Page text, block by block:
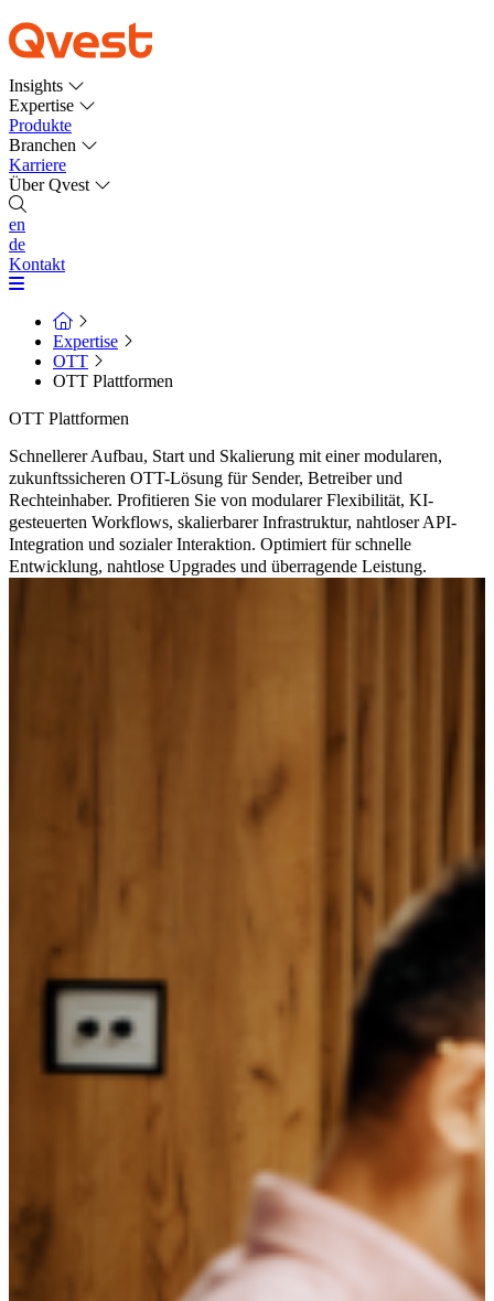
Insights
Expertise
Produkte
Branchen
Karriere
Über Qvest
en
de
Kontakt
Expertise
OTT
OTT Plattformen
OTT Plattformen
Schnellerer Aufbau, Start und Skalierung mit einer modularen,
zukunftssicheren OTT-Lösung für Sender, Betreiber und
Rechteinhaber. Profitieren Sie von modularer Flexibilität, KI-
gesteuerten Workflows, skalierbarer Infrastruktur, nahtloser API-
Integration und sozialer Interaktion. Optimiert für schnelle
Entwicklung, nahtlose Upgrades und überragende Leistung.